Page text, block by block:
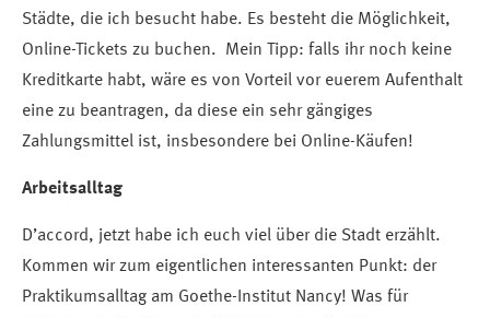
Städte, die ich besucht habe. Es besteht die Möglichkeit,
Online-Tickets zu buchen. Mein Tipp: falls ihr noch keine
Kreditkarte habt, wäre es von Vorteil vor euerem Aufenthalt
eine zu beantragen, da diese ein sehr gängiges
Zahlungsmittel ist, insbesondere bei Online-Käufen!
Arbeitsalltag
D’accord, jetzt habe ich euch viel über die Stadt erzählt.
Kommen wir zum eigentlichen interessanten Punkt: der
Praktikumsalltag am Goethe-Institut Nancy! Was für